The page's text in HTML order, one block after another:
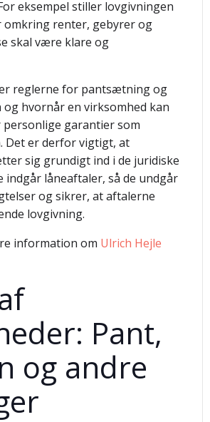
eksempel stiller lovgivningen
omkring renter, gebyrer og
skal være klare og
reglerne for pantsætning og
hvornår en virksomhed kan
garantier som
Det er derfor vigtigt, at
sig grundigt ind i de juridiske
indgår låneaftaler, så de undgår
og sikrer, at aftalerne
lovgivning.
information om Ulrich Hejle
Pant,
og andre